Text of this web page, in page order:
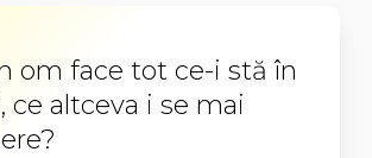
om face tot ce-i stă în
ce altceva i se mai